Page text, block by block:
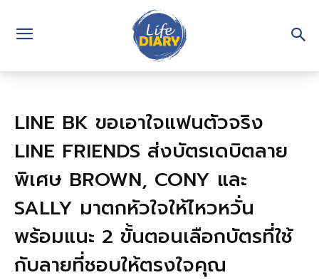
LINE BK ขอเอาใจแฟนตัวจริง
LINE FRIENDS ส่งบัตรเดบิตลาย
พิเศษ BROWN, CONY และ
SALLY มาตกหัวใจให้ไหวหวั่น
พร้อมแนะ 2 ขั้นตอนเลือกบัตรที่ใช้
กับลายที่ชอบให้ตรงใจคุณ